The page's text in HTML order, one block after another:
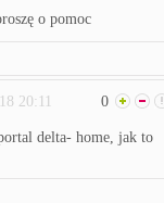
o pomoc
20:11 0
delta- home, jak to